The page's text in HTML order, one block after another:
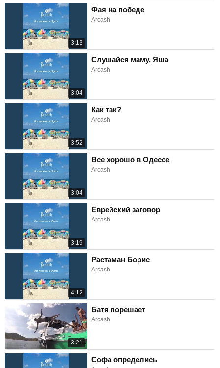
3:13
Фая на победе
Arcash
3:04
Слушайся маму, Яша
Arcash
3:52
Как так?
Arcash
3:04
Все хорошо в Одессе
Arcash
3:19
Еврейский заговор
Arcash
4:12
Растаман Борис
Arcash
3:21
Батя порешает
Arcash
Софа определись